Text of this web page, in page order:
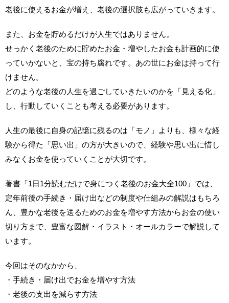
老後に使えるお金が増え、老後の選択肢も広がっていきます。
また、お金を貯めるだけが人生ではありません。
せっかく老後のために貯めたお金・増やしたお金も計画的に使
っていかないと、宝の持ち腐れです。あの世にお金は持って行
けません。
どのような老後の人生を過ごしていきたいのかを「見える化」
し、行動していくことも考える必要があります。
人生の最後に自身の記憶に残るのは「モノ」よりも、様々な経
験から得た「思い出」の方が大きいので、経験や思い出に惜し
みなくお金を使っていくことが大切です。
著書「1日1分読むだけで身につく老後のお金大全100」では、
定年前後の手続き・届け出などの制度や仕組みの解説はもちろ
ん、豊かな老後を送るためのお金を増やす方法からお金の使い
切り方まで、豊富な図解・イラスト・オールカラーで解説して
います。
今回はそのなかから、
・手続き・届け出でお金を増やす方法
・老後の支出を減らす方法